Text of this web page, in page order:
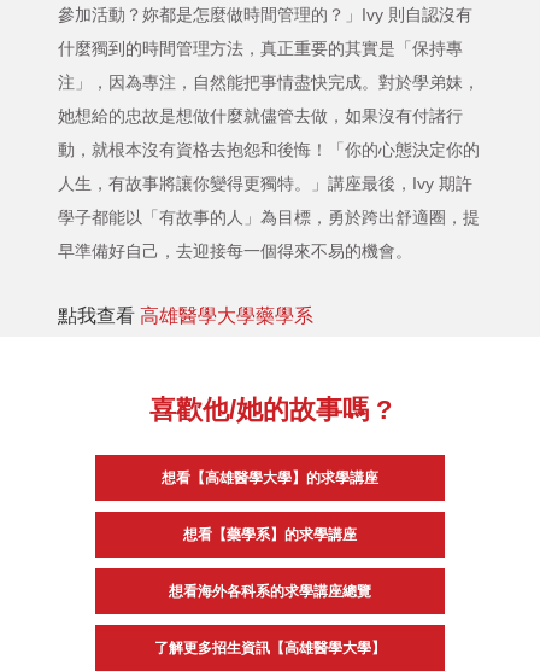
參加活動？妳都是怎麼做時間管理的？」Ivy 則自認沒有
什麼獨到的時間管理方法，真正重要的其實是「保持專
注」，因為專注，自然能把事情盡快完成。對於學弟妹，
她想給的忠故是想做什麼就儘管去做，如果沒有付諸行
動，就根本沒有資格去抱怨和後悔！「你的心態決定你的
人生，有故事將讓你變得更獨特。」講座最後，Ivy 期許
學子都能以「有故事的人」為目標，勇於跨出舒適圈，提
早準備好自己，去迎接每一個得來不易的機會。
點我查看 高雄醫學大學藥學系
喜歡他/她的故事嗎 ?
想看【高雄醫學大學】的求學講座
想看【藥學系】的求學講座
想看海外各科系的求學講座總覽
了解更多招生資訊【高雄醫學大學】